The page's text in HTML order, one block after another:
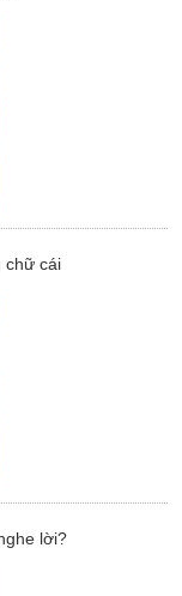
chữ cái
lời?